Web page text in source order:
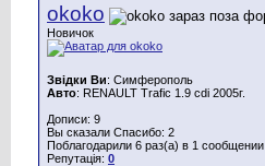
okoko
Новичок
Звідки Ви: Cимферополь
Авто: RENAULT Trafic 1.9 cdi 2005г.
Дописи: 9
Вы сказали Спасибо: 2
Поблагодарили 6 раз(а) в 1 сообщении
Репутація: 0